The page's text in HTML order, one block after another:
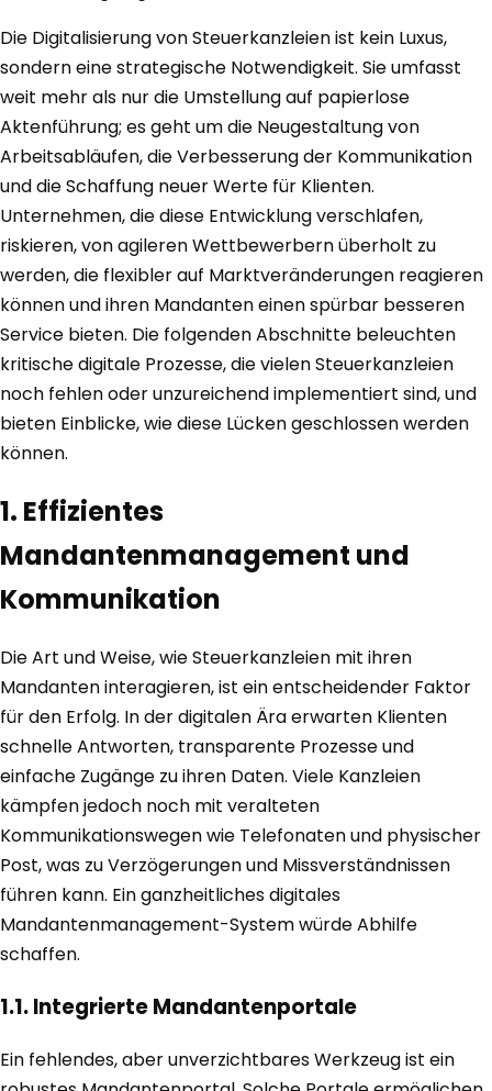
Die Digitalisierung von Steuerkanzleien ist kein Luxus,
sondern eine strategische Notwendigkeit. Sie umfasst
weit mehr als nur die Umstellung auf papierlose
Aktenführung; es geht um die Neugestaltung von
Arbeitsabläufen, die Verbesserung der Kommunikation
und die Schaffung neuer Werte für Klienten.
Unternehmen, die diese Entwicklung verschlafen,
riskieren, von agileren Wettbewerbern überholt zu
werden, die flexibler auf Marktveränderungen reagieren
können und ihren Mandanten einen spürbar besseren
Service bieten. Die folgenden Abschnitte beleuchten
kritische digitale Prozesse, die vielen Steuerkanzleien
noch fehlen oder unzureichend implementiert sind, und
bieten Einblicke, wie diese Lücken geschlossen werden
können.
1. Effizientes
Mandantenmanagement und
Kommunikation
Die Art und Weise, wie Steuerkanzleien mit ihren
Mandanten interagieren, ist ein entscheidender Faktor
für den Erfolg. In der digitalen Ära erwarten Klienten
schnelle Antworten, transparente Prozesse und
einfache Zugänge zu ihren Daten. Viele Kanzleien
kämpfen jedoch noch mit veralteten
Kommunikationswegen wie Telefonaten und physischer
Post, was zu Verzögerungen und Missverständnissen
führen kann. Ein ganzheitliches digitales
Mandantenmanagement-System würde Abhilfe
schaffen.
1.1. Integrierte Mandantenportale
Ein fehlendes, aber unverzichtbares Werkzeug ist ein